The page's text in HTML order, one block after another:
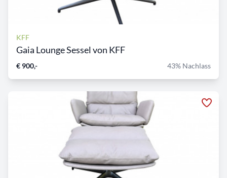
KFF
Gaia Lounge Sessel von KFF
€ 900,- 43% Nachlass